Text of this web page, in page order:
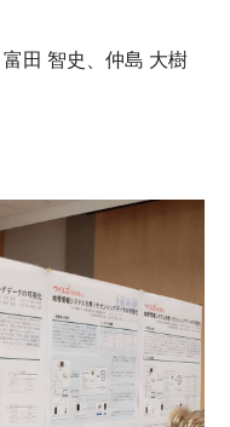
田 智史、仲島 大樹